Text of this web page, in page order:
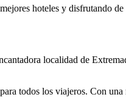
hoteles y disfrutando
localidad de
todos los viajeros. Con